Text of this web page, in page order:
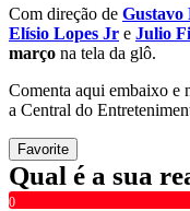
Com direção de Gustavo
Elísio Lopes Jr e Julio
março na tela da glô.
Comenta aqui embaixo e
a Central do
Favorite
Qual é a sua
0